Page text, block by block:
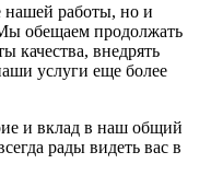
нашей работы, но и
обещаем продолжать
качества, внедрять
услуги еще более
и вклад в наш общий
рады видеть вас в